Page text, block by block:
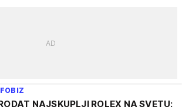
NAJSKUPLJI ROLEX NA SVETU: